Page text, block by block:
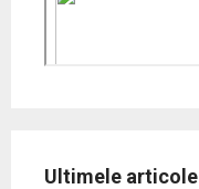
Ultimele articole